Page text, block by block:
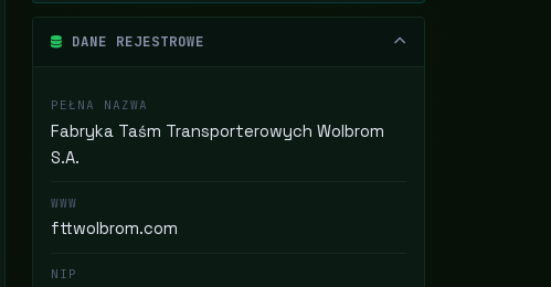
DANE REJESTROWE
PEŁNA NAZWA
Fabryka Taśm Transporterowych Wolbrom
S.A.
WWW
fttwolbrom.com
NIP